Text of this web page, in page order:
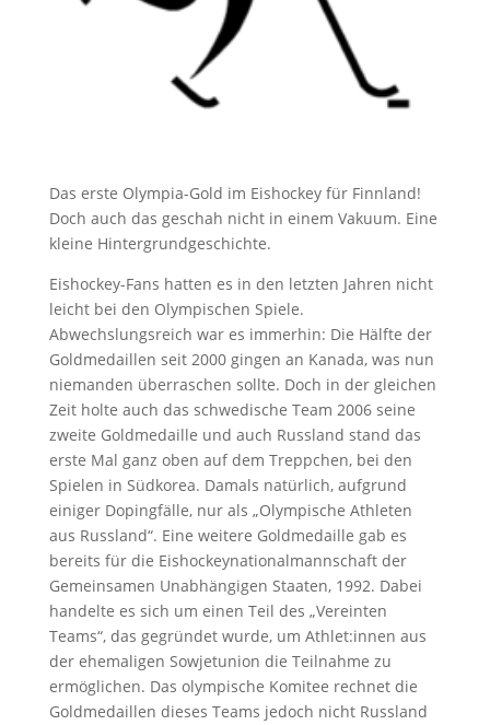
Das erste Olympia-Gold im Eishockey für Finnland!
Doch auch das geschah nicht in einem Vakuum. Eine
kleine Hintergrundgeschichte.
Eishockey-Fans hatten es in den letzten Jahren nicht
leicht bei den Olympischen Spiele.
Abwechslungsreich war es immerhin: Die Hälfte der
Goldmedaillen seit 2000 gingen an Kanada, was nun
niemanden überraschen sollte. Doch in der gleichen
Zeit holte auch das schwedische Team 2006 seine
zweite Goldmedaille und auch Russland stand das
erste Mal ganz oben auf dem Treppchen, bei den
Spielen in Südkorea. Damals natürlich, aufgrund
einiger Dopingfälle, nur als „Olympische Athleten
aus Russland“. Eine weitere Goldmedaille gab es
bereits für die Eishockeynationalmannschaft der
Gemeinsamen Unabhängigen Staaten, 1992. Dabei
handelte es sich um einen Teil des „Vereinten
Teams“, das gegründet wurde, um Athlet:innen aus
der ehemaligen Sowjetunion die Teilnahme zu
ermöglichen. Das olympische Komitee rechnet die
Goldmedaillen dieses Teams jedoch nicht Russland